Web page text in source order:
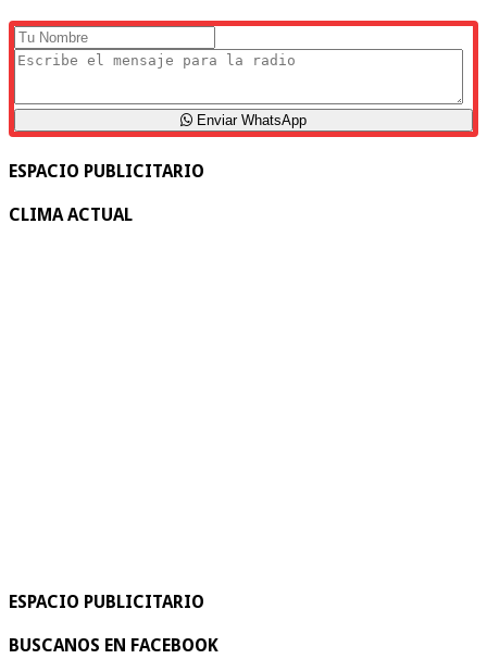
Enviar WhatsApp
ESPACIO PUBLICITARIO
CLIMA ACTUAL
ESPACIO PUBLICITARIO
BUSCANOS EN FACEBOOK